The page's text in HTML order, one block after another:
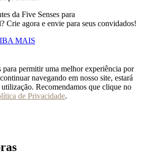
da Five Senses para
Crie agora e envie para seus convidados!
MAIS
para permitir uma melhor experiência por
navegando em nosso site, estará
Recomendamos que clique no
de Privacidade.